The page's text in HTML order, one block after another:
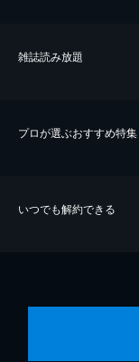
雑誌読み放題
プロが選ぶおすすめ特集
いつでも解約できる